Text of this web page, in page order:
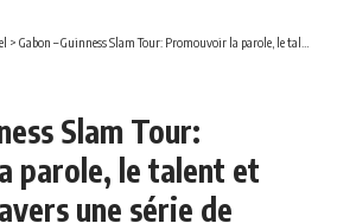
> Gabon – Guinness Slam Tour: Promouvoir la parole, le talent et l’audace, à travers une série de compétitions !
Slam Tour:
parole, le talent et
une série de